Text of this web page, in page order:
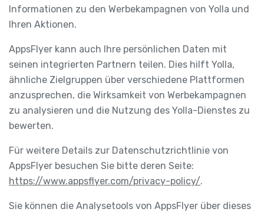
Informationen zu den Werbekampagnen von Yolla und
Ihren Aktionen.
AppsFlyer kann auch Ihre persönlichen Daten mit
seinen integrierten Partnern teilen. Dies hilft Yolla,
ähnliche Zielgruppen über verschiedene Plattformen
anzusprechen, die Wirksamkeit von Werbekampagnen
zu analysieren und die Nutzung des Yolla-Dienstes zu
bewerten.
Für weitere Details zur Datenschutzrichtlinie von
AppsFlyer besuchen Sie bitte deren Seite:
https://www.appsflyer.com/privacy-policy/.
Sie können die Analysetools von AppsFlyer über dieses